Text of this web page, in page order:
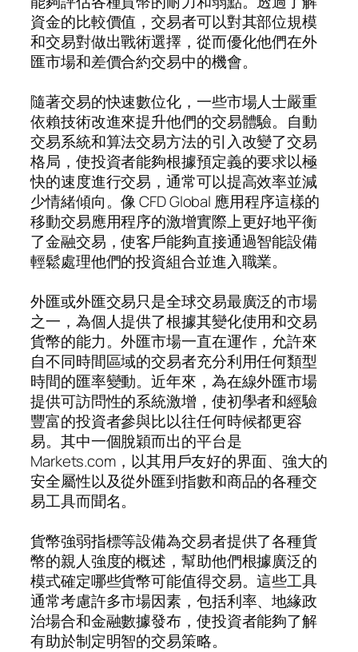
資金的比較價值，交易者可以對其部位規模
和交易對做出戰術選擇，從而優化他們在外
匯市場和差價合約交易中的機會。
隨著交易的快速數位化，一些市場人士嚴重
依賴技術改進來提升他們的交易體驗。自動
交易系統和算法交易方法的引入改變了交易
格局，使投資者能夠根據預定義的要求以極
快的速度進行交易，通常可以提高效率並減
少情緒傾向。像 CFD Global 應用程序這樣的
移動交易應用程序的激增實際上更好地平衡
了金融交易，使客戶能夠直接通過智能設備
輕鬆處理他們的投資組合並進入職業。
外匯或外匯交易只是全球交易最廣泛的市場
之一，為個人提供了根據其變化使用和交易
貨幣的能力。外匯市場一直在運作，允許來
自不同時間區域的交易者充分利用任何類型
時間的匯率變動。近年來，為在線外匯市場
提供可訪問性的系統激增，使初學者和經驗
豐富的投資者參與比以往任何時候都更容
易。其中一個脫穎而出的平台是
Markets.com，以其用戶友好的界面、強大的
安全屬性以及從外匯到指數和商品的各種交
易工具而聞名。
貨幣強弱指標等設備為交易者提供了各種貨
幣的親人強度的概述，幫助他們根據廣泛的
模式確定哪些貨幣可能值得交易。這些工具
通常考慮許多市場因素，包括利率、地緣政
治場合和金融數據發布，使投資者能夠了解
有助於制定明智的交易策略。